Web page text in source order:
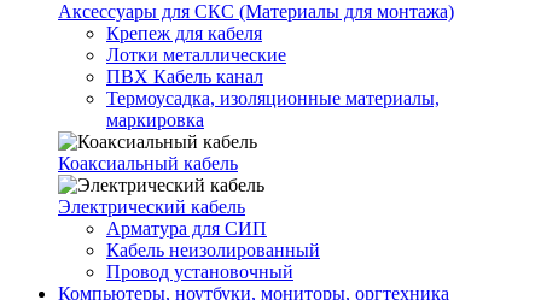
Аксессуары для СКС (Материалы для монтажа)
Крепеж для кабеля
Лотки металлические
ПВХ Кабель канал
Термоусадка, изоляционные материалы,
маркировка
Коаксиальный кабель
Электрический кабель
Арматура для СИП
Кабель неизолированный
Провод установочный
Компьютеры, ноутбуки, мониторы, оргтехника